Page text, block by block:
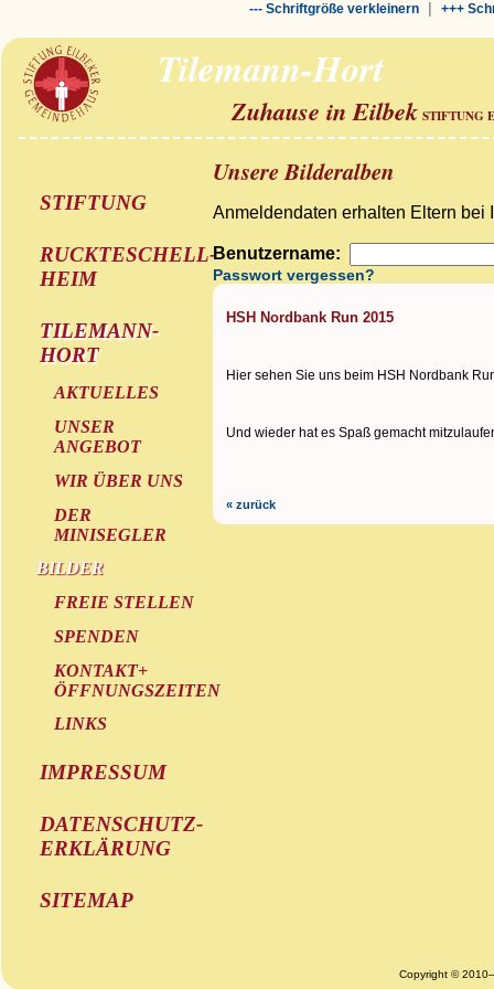
--- Schriftgröße verkleinern| +++
Tilemann-Hort
Zuhause in Eilbek STIFTUNG
STIFTUNG
RUCKTESCHELL-
HEIM
TILEMANN-
HORT
AKTUELLES
UNSER
ANGEBOT
WIR ÜBER UNS
DER
MINISEGLER
BILDER
FREIE STELLEN
SPENDEN
KONTAKT+
ÖFFNUNGSZEITEN
LINKS
IMPRESSUM
DATENSCHUTZ-
ERKLÄRUNG
SITEMAP
Unsere Bilderalben
Anmeldendaten erhalten Eltern bei
Benutzername:
Passwort vergessen?
HSH Nordbank Run 2015
Hier sehen Sie uns beim HSH Nordbank
Und wieder hat es Spaß gemacht
« zurück
Copyright ©